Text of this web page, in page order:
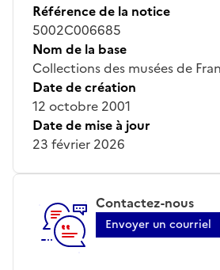
Référence de la notice
5002C006685
Nom de la base
Collections des musées de
Date de création
12 octobre 2001
Date de mise à jour
23 février 2026
Contactez-nous
Envoyer un courriel